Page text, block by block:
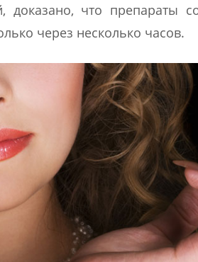
доказано, что препараты
через несколько часов.